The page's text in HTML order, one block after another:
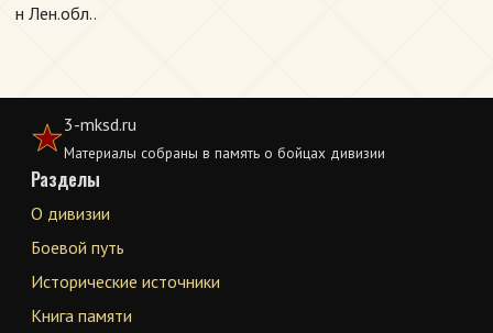
н Лен.обл..
3-mksd.ru
Материалы собраны в память о бойцах дивизии
Разделы
О дивизии
Боевой путь
Исторические источники
Книга памяти